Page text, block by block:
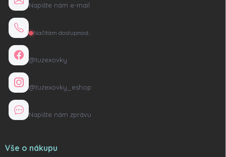
Napište nám e-mail
Načítám dostupnost…
@tuzexovky
@tuzexovky_eshop
Napište nám zprávu
Vše o nákupu